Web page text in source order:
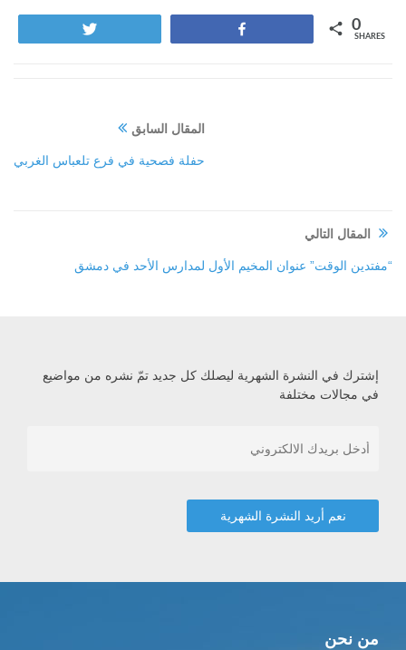
0
SHARES
المقال السابق
حفلة فصحية في فرع تلعباس الغربي
المقال التالي
“مفتدين الوقت” عنوان المخيم الأول لمدارس الأحد في دمشق
إشترك في النشرة الشهرية ليصلك كل جديد تمّ نشره من مواضيع
في مجالات مختلفة
من نحن